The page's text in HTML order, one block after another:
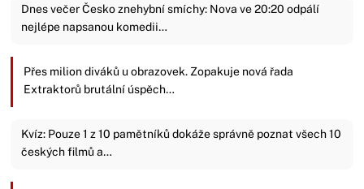
Dnes večer Česko znehybní smíchy: Nova ve 20:20 odpálí
nejlépe napsanou komedii…
Přes milion diváků u obrazovek. Zopakuje nová řada
Extraktorů brutální úspěch…
Kvíz: Pouze 1 z 10 pamětníků dokáže správně poznat všech 10
českých filmů a…